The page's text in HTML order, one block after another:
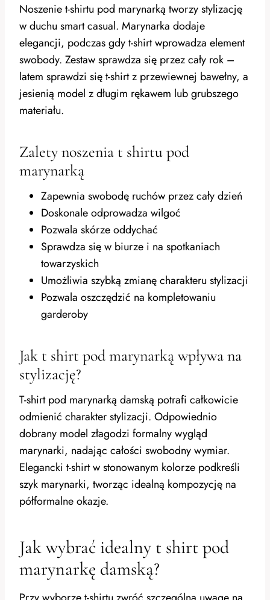
Noszenie t-shirtu pod marynarką tworzy stylizację
w duchu smart casual. Marynarka dodaje
elegancji, podczas gdy t-shirt wprowadza element
swobody. Zestaw sprawdza się przez cały rok –
latem sprawdzi się t-shirt z przewiewnej bawełny, a
jesienią model z długim rękawem lub grubszego
materiału.
Zalety noszenia t shirtu pod
marynarką
Zapewnia swobodę ruchów przez cały dzień
Doskonale odprowadza wilgoć
Pozwala skórze oddychać
Sprawdza się w biurze i na spotkaniach
towarzyskich
Umożliwia szybką zmianę charakteru stylizacji
Pozwala oszczędzić na kompletowaniu
garderoby
Jak t shirt pod marynarką wpływa na
stylizację?
T-shirt pod marynarką damską potrafi całkowicie
odmienić charakter stylizacji. Odpowiednio
dobrany model złagodzi formalny wygląd
marynarki, nadając całości swobodny wymiar.
Elegancki t-shirt w stonowanym kolorze podkreśli
szyk marynarki, tworząc idealną kompozycję na
półformalne okazje.
Jak wybrać idealny t shirt pod
marynarkę damską?